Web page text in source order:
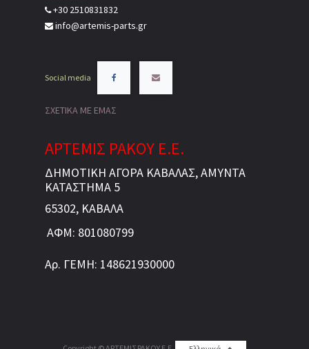
+30 2510831832
info@artemis-parts.gr
Social media
ΣΧΕΤΙΚΑ ΜΕ ΕΜΑΣ
ΑΡΤΕΜΙΣ ΡΑΚΟΥ Ε.Ε.
ΔΗΜΟΤΙΚΗ ΑΓΟΡΑ ΚΑΒΑΛΑΣ, ΑΜΥΝΤΑ
ΚΑΤΑΣΤΗΜΑ 5
65302, ΚΑΒΑΛΑ
ΑΦΜ: 801080799
Αρ. ΓΕΜΗ: 148621930000